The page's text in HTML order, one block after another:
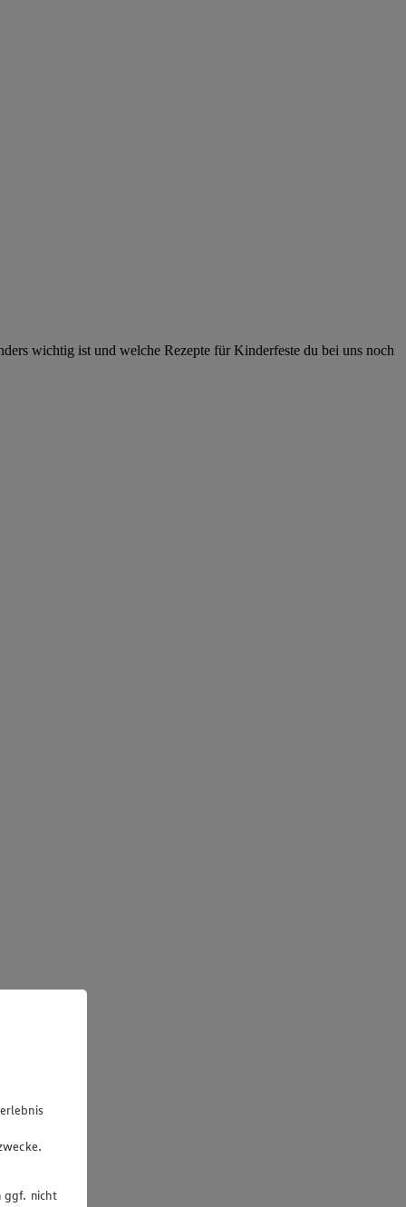
wichtig ist und welche Rezepte für Kinderfeste du bei uns noch
ggf. nicht